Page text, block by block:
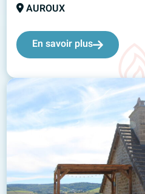
AUROUX
En savoir plus